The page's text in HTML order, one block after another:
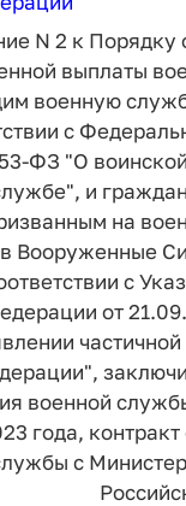
N 2 к Порядку
выплаты
военную
с
ФЗ "О
и
на
Вооруженные
с
от
военной
года,
с